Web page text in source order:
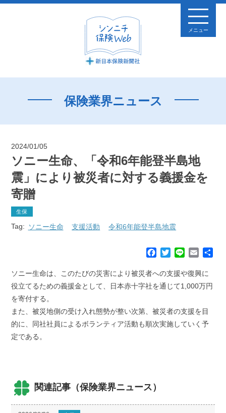
メニュー
保険業界ニュース
2024/01/05
ソニー生命、「令和6年能登半島地
震」により被災者に対する義援金を
寄贈
生保
Tag: ソニー生命 支援活動 令和6年能登半島地震
c
e
b
o
k
T
i
t
r
n
e
E
a
i
ソニー生命は、このたびの災害により被災者への支援や復興に
役立てるための義援金として、日本赤十字社を通じて1,000万円
を寄付する。
また、被災地側の受け入れ態勢が整い次第、被災者の支援を目
的に、同社社員によるボランティア活動も順次実施していく予
定である。
関連記事（保険業界ニュース）